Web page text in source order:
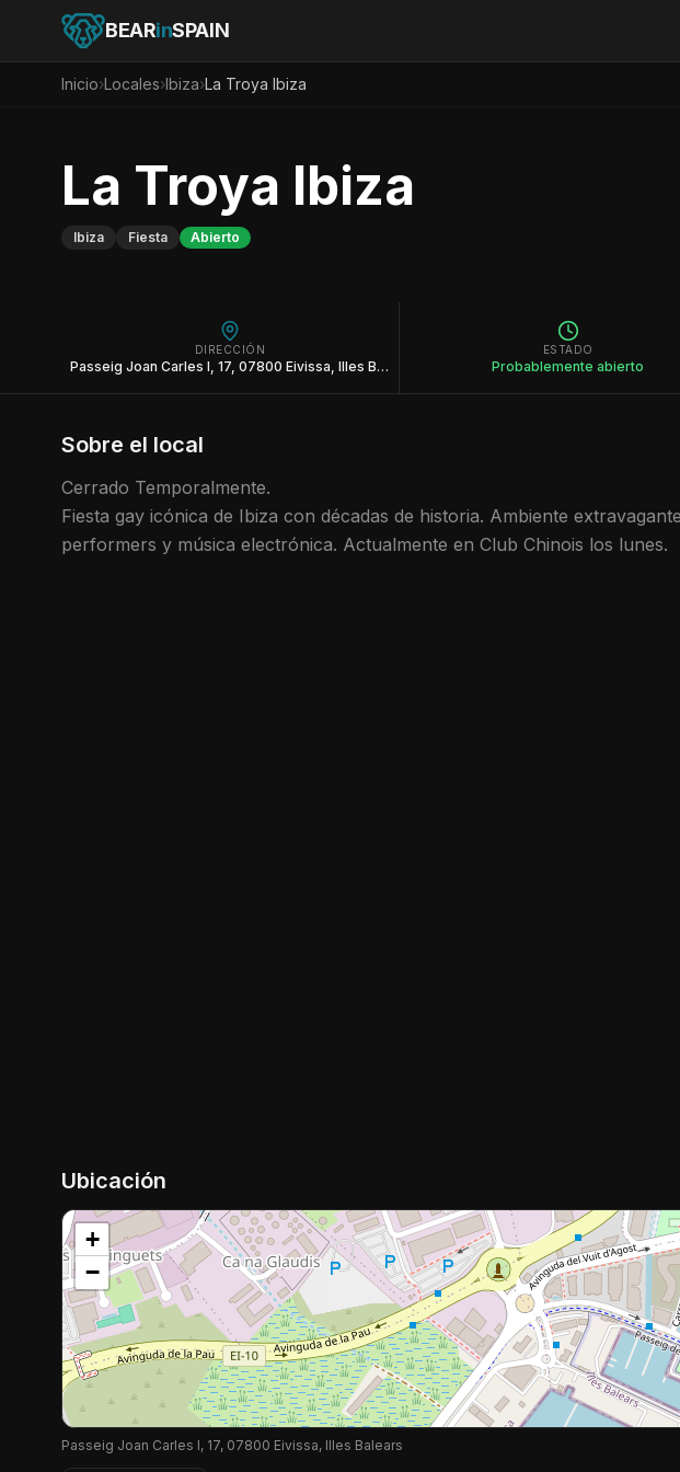
BEARinSPAIN
Inicio›Locales›Ibiza›La Troya Ibiza
La Troya Ibiza
Ibiza Fiesta Abierto
DIRECCIÓN
Passeig Joan Carles I, 17, 07800 Eivissa, Illes Balears
ESTADO
Probablemente abierto
Sobre el local
Cerrado Temporalmente.
Fiesta gay icónica de Ibiza con décadas de historia. Ambiente
performers y música electrónica. Actualmente en Club Chinois los lunes.
Ubicación
+
−
Passeig Joan Carles I, 17, 07800 Eivissa, Illes Balears